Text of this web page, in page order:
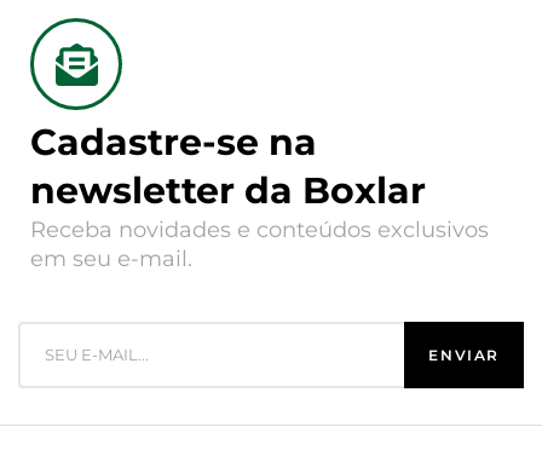
Cadastre-se na
newsletter da Boxlar
Receba novidades e conteúdos exclusivos
em seu e-mail.